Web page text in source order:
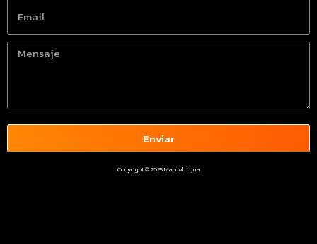
Enviar
Copyright © 2025 Manuel Lujua